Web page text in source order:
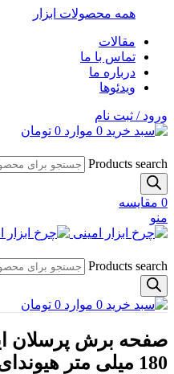
همه محصولات ابزار
مقالات
تماس با ما
درباره ما
ویدئوها
ورود / ثبت نام
0 موارد 0 تومان
Products search
0 مقایسه
منو
Products search
0 موارد 0 تومان
صفحه برش پرسلان
180 میلی متر هیوندای مدل HC180-PB